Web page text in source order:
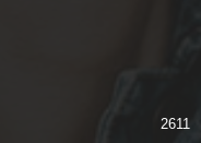
2611